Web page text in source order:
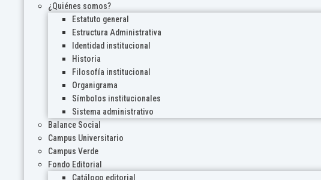
¿Quiénes somos?
Estatuto general
Estructura Administrativa
Identidad institucional
Historia
Filosofía institucional
Organigrama
Símbolos institucionales
Sistema administrativo
Balance Social
Campus Universitario
Campus Verde
Fondo Editorial
Catálogo editorial